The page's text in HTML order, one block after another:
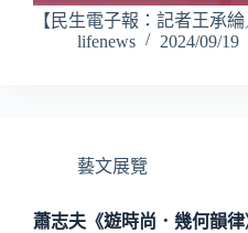
【民生電子報：記者王承
lifenews
2024/09/19
藝文展覽
蕭志夫《遊時尚．幾何韻